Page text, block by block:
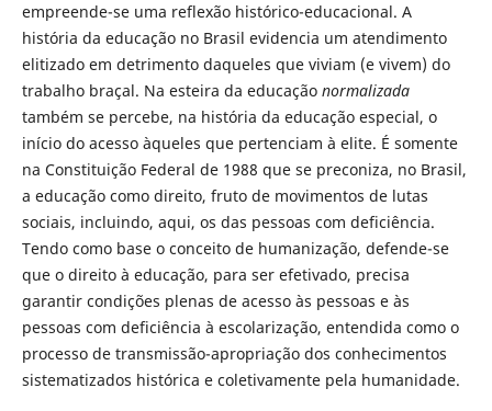
empreende-se uma reflexão histórico-educacional. A
história da educação no Brasil evidencia um atendimento
elitizado em detrimento daqueles que viviam (e vivem) do
trabalho braçal. Na esteira da educação normalizada
também se percebe, na história da educação especial, o
início do acesso àqueles que pertenciam à elite. É somente
na Constituição Federal de 1988 que se preconiza, no Brasil,
a educação como direito, fruto de movimentos de lutas
sociais, incluindo, aqui, os das pessoas com deficiência.
Tendo como base o conceito de humanização, defende-se
que o direito à educação, para ser efetivado, precisa
garantir condições plenas de acesso às pessoas e às
pessoas com deficiência à escolarização, entendida como o
processo de transmissão-apropriação dos conhecimentos
sistematizados histórica e coletivamente pela humanidade.